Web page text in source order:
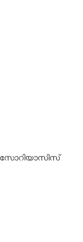
സോറിയാസിസ്